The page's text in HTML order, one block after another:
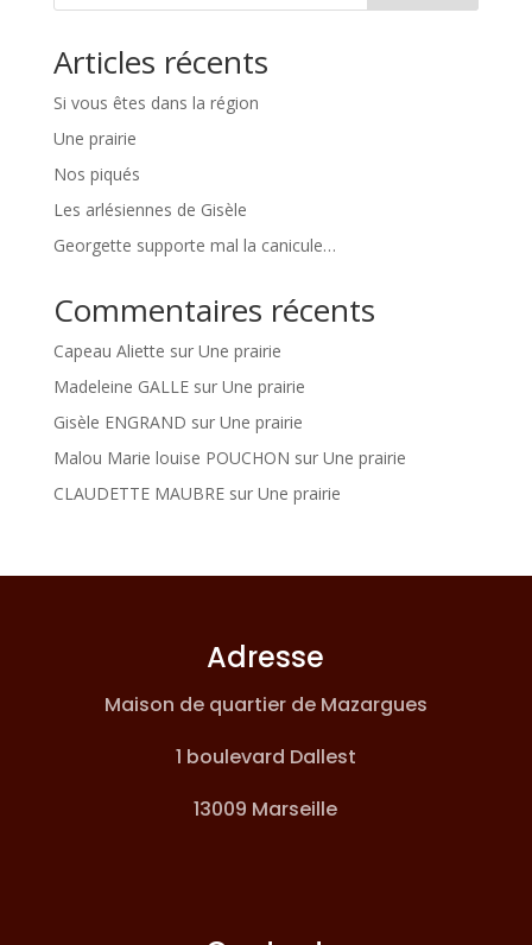
Articles récents
Si vous êtes dans la région
Une prairie
Nos piqués
Les arlésiennes de Gisèle
Georgette supporte mal la canicule…
Commentaires récents
Capeau Aliette sur Une prairie
Madeleine GALLEsur Une prairie
Gisèle ENGRAND sur Une prairie
Malou Marie louise POUCHON sur Une prairie
CLAUDETTE MAUBREsur Une prairie
Adresse
Maison de quartier de Mazargues
1 boulevard Dallest
13009 Marseille